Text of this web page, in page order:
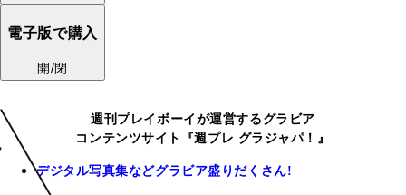
電子版で購入
開/閉
週刊プレイボーイが運営するグラビア
コンテンツサイト『週プレ グラジャパ！』
デジタル写真集などグラビア盛りだくさん!